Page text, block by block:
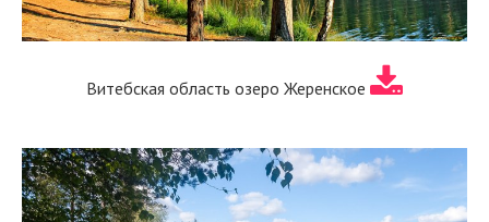
Витебская область озеро Жеренское